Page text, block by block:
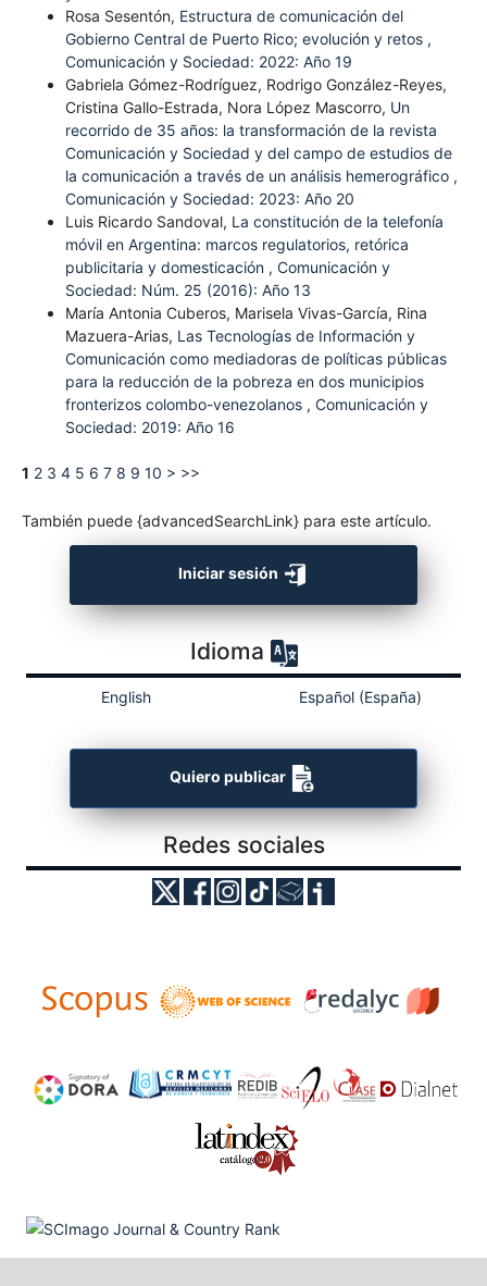
Rosa Sesentón, Estructura de comunicación del
Gobierno Central de Puerto Rico; evolución y retos ,
Comunicación y Sociedad: 2022: Año 19
Gabriela Gómez-Rodríguez, Rodrigo González-Reyes,
Cristina Gallo-Estrada, Nora López Mascorro, Un
recorrido de 35 años: la transformación de la revista
Comunicación y Sociedad y del campo de estudios de
la comunicación a través de un análisis hemerográfico ,
Comunicación y Sociedad: 2023: Año 20
Luis Ricardo Sandoval, La constitución de la telefonía
móvil en Argentina: marcos regulatorios, retórica
publicitaria y domesticación , Comunicación y
Sociedad: Núm. 25 (2016): Año 13
María Antonia Cuberos, Marisela Vivas-García, Rina
Mazuera-Arias, Las Tecnologías de Información y
Comunicación como mediadoras de políticas públicas
para la reducción de la pobreza en dos municipios
fronterizos colombo-venezolanos , Comunicación y
Sociedad: 2019: Año 16
1 2 3 4 5 6 7 8 9 10 > >>
También puede {advancedSearchLink} para este artículo.
Iniciar sesión
Idioma
English Español (España)
Quiero publicar
Redes sociales